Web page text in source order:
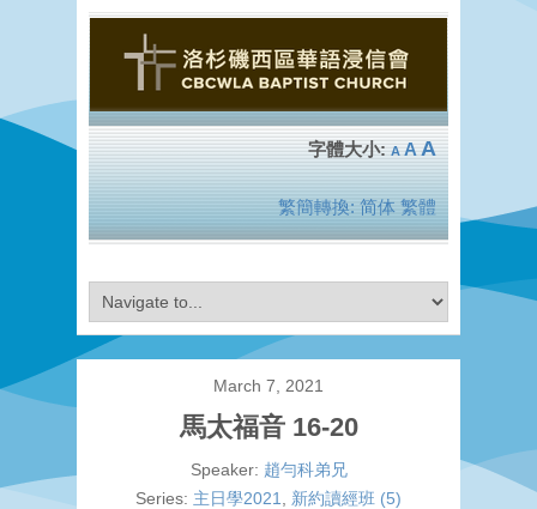
A A A
繁簡轉換: 简体 繁體
March 7, 2021
馬太福音 16-20
Speaker: 趙勻科弟兄
Series: 主日學2021
新約讀經班 (5)